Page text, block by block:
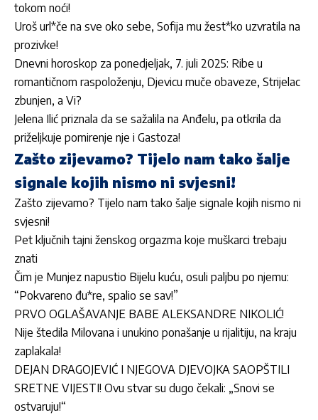
tokom noći!
Uroš url*če na sve oko sebe, Sofija mu žest*ko uzvratila na
prozivke!
Dnevni horoskop za ponedjeljak, 7. juli 2025: Ribe u
romantičnom raspoloženju, Djevicu muče obaveze, Strijelac
zbunjen, a Vi?
Jelena Ilić priznala da se sažalila na Anđelu, pa otkrila da
priželjkuje pomirenje nje i Gastoza!
Zašto zijevamo? Tijelo nam tako šalje
signale kojih nismo ni svjesni!
Zašto zijevamo? Tijelo nam tako šalje signale kojih nismo ni
svjesni!
Pet ključnih tajni ženskog orgazma koje muškarci trebaju
znati
Čim je Munjez napustio Bijelu kuću, osuli paljbu po njemu:
“Pokvareno đu*re, spalio se sav!”
PRVO OGLAŠAVANJE BABE ALEKSANDRE NIKOLIĆ!
Nije štedila Milovana i unukino ponašanje u rijalitiju, na kraju
zaplakala!
DEJAN DRAGOJEVIĆ I NJEGOVA DJEVOJKA SAOPŠTILI
SRETNE VIJESTI! Ovu stvar su dugo čekali: „Snovi se
ostvaruju!“